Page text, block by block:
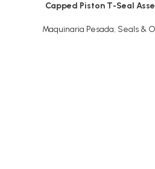
Capped Piston T-Seal
Maquinaria Pesada, Seals &